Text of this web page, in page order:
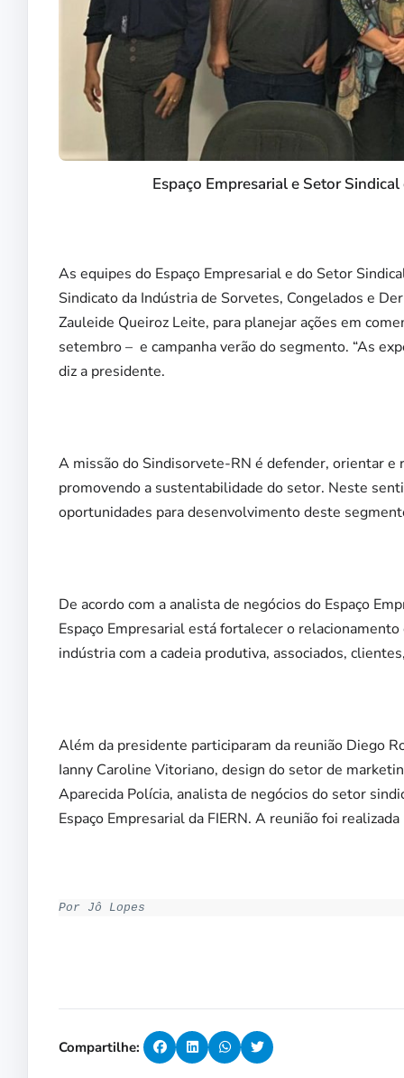
Espaço Empresarial e Setor
As equipes do Espaço Empresarial e do Setor
Sindicato da Indústria de Sorvetes, Congelados e
Zauleide Queiroz Leite, para planejar ações em
setembro – e campanha verão do segmento. “As
diz a presidente.
A missão do Sindisorvete-RN é defender, orientar
promovendo a sustentabilidade do setor. Neste
oportunidades para desenvolvimento deste
De acordo com a analista de negócios do Espaço
Espaço Empresarial está fortalecer o
indústria com a cadeia produtiva, associados,
Além da presidente participaram da reunião Diego
Ianny Caroline Vitoriano, design do setor de
Aparecida Polícia, analista de negócios do setor
Espaço Empresarial da FIERN. A reunião foi
Por Jô Lopes
Compartilhe: